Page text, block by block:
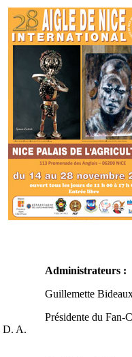
D. A.
Administrateurs :
Guillemette B
Présidente du Fan-